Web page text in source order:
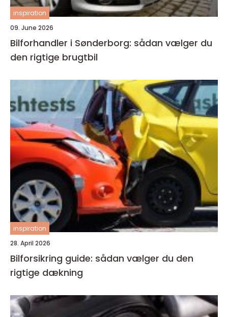
inspiration
09. June 2026
Bilforhandler i Sønderborg: sådan vælger du
den rigtige brugtbil
inspiration
28. April 2026
Bilforsikring guide: sådan vælger du den
rigtige dækning